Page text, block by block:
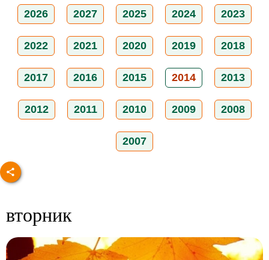
2026 2027 2025 2024 2023
2022 2021 2020 2019 2018
2017 2016 2015 2014 2013
2012 2011 2010 2009 2008
2007
вторник